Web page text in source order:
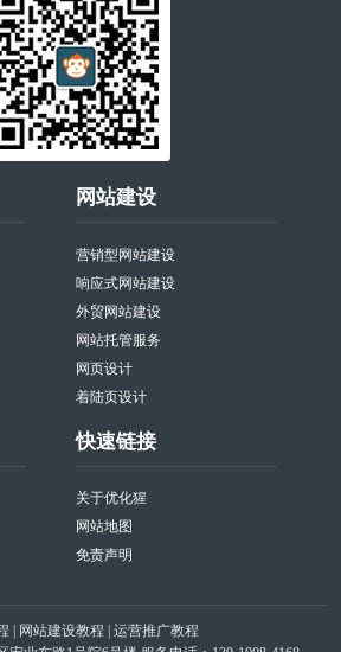
网站建设
营销型网站建设
响应式网站建设
外贸网站建设
网站托管服务
网页设计
着陆页设计
快速链接
关于优化猩
网站地图
免责声明
| 网站建设教程 | 运营推广教程